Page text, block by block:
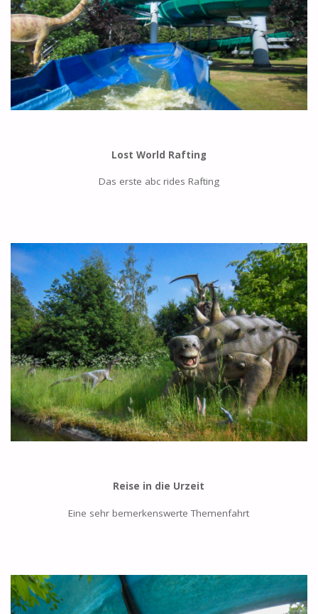
Lost World Rafting
Das erste abc rides Rafting
Reise in die Urzeit
Eine sehr bemerkenswerte Themenfahrt